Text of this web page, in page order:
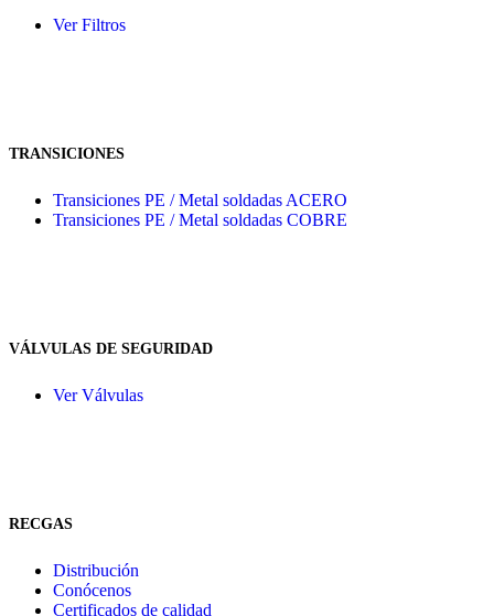
Ver Filtros
TRANSICIONES
Transiciones PE / Metal soldadas ACERO
Transiciones PE / Metal soldadas COBRE
VÁLVULAS DE SEGURIDAD
Ver Válvulas
RECGAS
Distribución
Conócenos
Certificados de calidad